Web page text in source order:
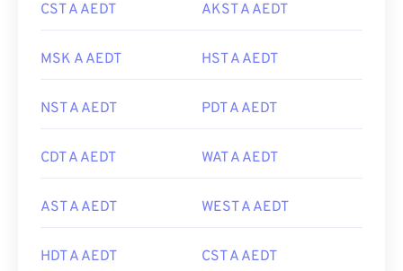
CST A AEDT AKST A AEDT
MSK A AEDT HST A AEDT
NST A AEDT PDT A AEDT
CDT A AEDT WAT A AEDT
AST A AEDT WEST A AEDT
HDT A AEDT CST A AEDT